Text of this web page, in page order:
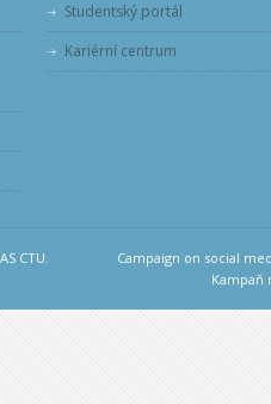
Studentský portál
Kariérní centrum
CTU.
Campaign on social
Kampaň